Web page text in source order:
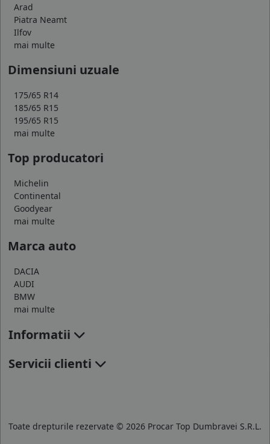
Arad
Piatra Neamt
Ilfov
mai multe
Dimensiuni uzuale
175/65 R14
185/65 R15
195/65 R15
mai multe
Top producatori
Michelin
Continental
Goodyear
mai multe
Marca auto
DACIA
AUDI
BMW
mai multe
Informatii
Servicii clienti
Toate drepturile rezervate © 2026 Procar Top Dumbravei S.R.L.